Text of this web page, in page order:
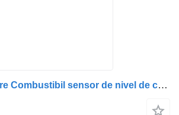
Unitate de Preluare Combustibil sensor de nivel de combustible para Scania camión